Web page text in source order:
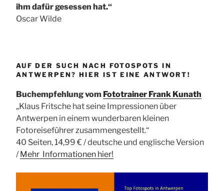
ihm dafür gesessen hat.“
Oscar Wilde
AUF DER SUCH NACH FOTOSPOTS IN
ANTWERPEN? HIER IST EINE ANTWORT!
Buchempfehlung vom Fototrainer Frank Kunath
„Klaus Fritsche hat seine Impressionen über
Antwerpen in einem wunderbaren kleinen
Fotoreiseführer zusammengestellt.“
40 Seiten, 14,99 € / deutsche und englische Version
/ Mehr Informationen hier!